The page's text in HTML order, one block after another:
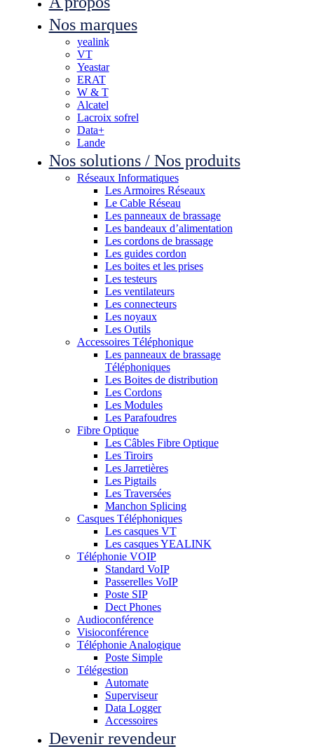
Nos marques
yealink
VT
Yeastar
ERAT
W & T
Alcatel
Lacroix sofrel
Data+
Lande
Nos solutions / Nos produits
Réseaux Informatiques
Les Armoires Réseaux
Le Cable Réseau
Les panneaux de brassage
Les bandeaux d’alimentation
Les cordons de brassage
Les guides cordon
Les boites et les prises
Les testeurs
Les ventilateurs
Les connecteurs
Les noyaux
Les Outils
Accessoires Téléphonique
Les panneaux de brassage
Téléphoniques
Les Boites de distribution
Les Cordons
Les Modules
Les Parafoudres
Fibre Optique
Les Câbles Fibre Optique
Les Tiroirs
Les Jarretières
Les Pigtails
Les Traversées
Manchon Splicing
Casques Téléphoniques
Les casques VT
Les casques YEALINK
Téléphonie VOIP
Standard VoIP
Passerelles VoIP
Poste SIP
Dect Phones
Audioconférence
Visioconférence
Téléphonie Analogique
Poste Simple
Télégestion
Automate
Superviseur
Data Logger
Accessoires
Devenir revendeur